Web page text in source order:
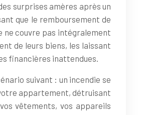
surprises amères après un
que le remboursement de
ne couvre pas intégralement
de leurs biens, les laissant
financières inattendues.
suivant : un incendie se
appartement, détruisant
vêtements, vos appareils